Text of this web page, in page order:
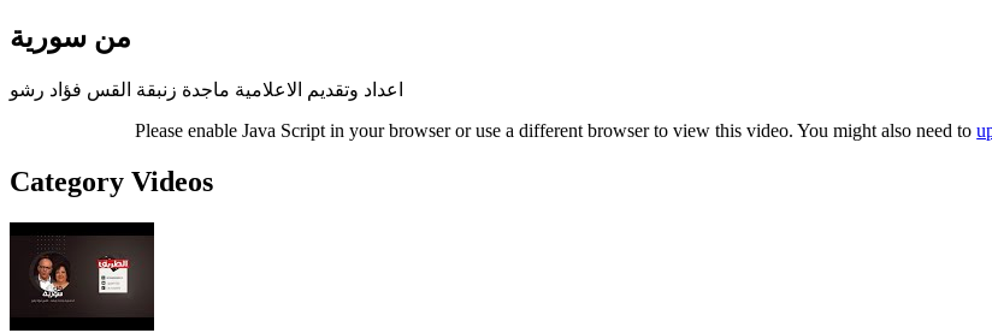
من سورية
اعداد وتقديم الاعلامية ماجدة زنبقة القس فؤاد رشو
Please enable Java Script in your browser or use a different browser to view this video. You might also need to
Category Videos